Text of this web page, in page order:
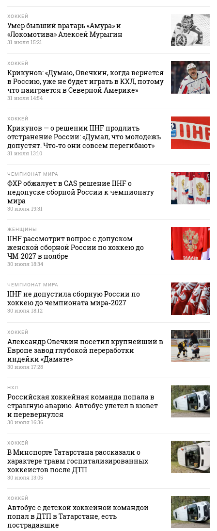
ХОККЕЙ
Умер бывший вратарь «Амура» и
«Локомотива» Алексей Мурыгин
31 июля 15:21
ХОККЕЙ
Крикунов: «Думаю, Овечкин, когда вернется
в Россию, уже не будет играть в КХЛ, потому
что наиграется в Северной Америке»
31 июля 14:54
ХОККЕЙ
Крикунов — о решении IIHF продлить
отстранение России: «Думал, что молодежь
допустят. Что‑то они совсем перегибают»
31 июля 13:10
ЧЕМПИОНАТ МИРА
ФХР обжалует в CAS решение IIHF о
недопуске сборной России к чемпионату
мира
30 июля 19:31
ЖЕНЩИНЫ
IIHF рассмотрит вопрос с допуском
женской сборной России по хоккею до
ЧМ‑2027 в ноябре
30 июля 18:34
ЧЕМПИОНАТ МИРА
IIHF не допустила сборную России по
хоккею до чемпионата мира‑2027
30 июля 18:12
ХОККЕЙ
Александр Овечкин посетил крупнейший в
Европе завод глубокой переработки
индейки «Дамате»
30 июля 17:28
НХЛ
Российская хоккейная команда попала в
страшную аварию. Автобус улетел в кювет
и перевернулся
30 июля 16:36
ХОККЕЙ
В Минспорте Татарстана рассказали о
характере травм госпитализированных
хоккеистов после ДТП
30 июля 13:05
ХОККЕЙ
Автобус с детской хоккейной командой
попал в ДТП в Татарстане, есть
пострадавшие